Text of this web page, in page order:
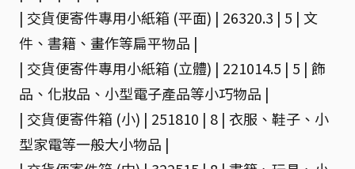
| 交貨便寄件專用小紙箱 (平面) | 26320.3 | 5 | 文
件、書籍、畫作等扁平物品 |
| 交貨便寄件專用小紙箱 (立體) | 221014.5 | 5 | 飾
品、化妝品、小型電子產品等小巧物品 |
| 交貨便寄件箱 (小) | 251810 | 8 | 衣服、鞋子、小
型家電等一般大小物品 |